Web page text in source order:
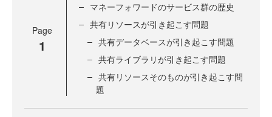
Page
1
マネーフォワードのサービス群の歴史
共有リソースが引き起こす問題
共有データベースが引き起こす問題
共有ライブラリが引き起こす問題
共有リソースそのものが引き起こす問
題